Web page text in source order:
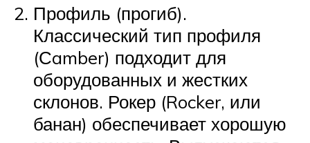
Профиль (прогиб).
Классический тип профиля
(Сamber) подходит для
оборудованных и жестких
склонов. Рокер (Rocker, или
банан) обеспечивает хорошую